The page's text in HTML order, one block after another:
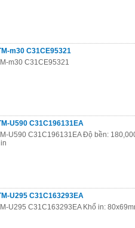
m30 C31CE95321
m30 C31CE95321
U590 C31C196131EA
U590 C31C196131EA Độ bền:
U295 C31C163293EA
U295 C31C163293EA Khổ in: